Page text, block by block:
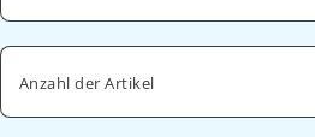
Anzahl der Artikel